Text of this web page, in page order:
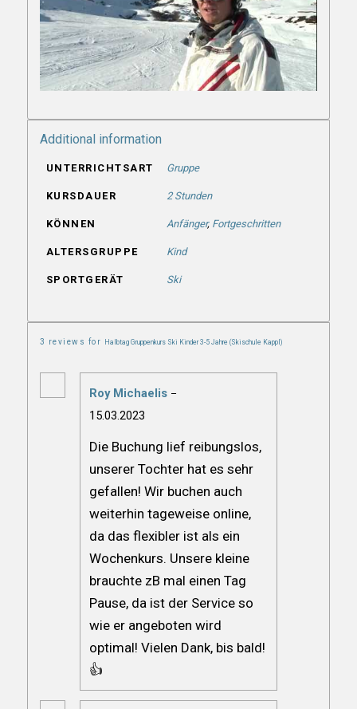
Additional information
UNTERRICHTSART Gruppe
KURSDAUER 2 Stunden
KÖNNEN Anfänger, Fortgeschritten
ALTERSGRUPPE Kind
SPORTGERÄT Ski
3 reviews for Halbtag Gruppenkurs Ski Kinder 3-5 Jahre (Skischule Kappl)
Roy Michaelis –
15.03.2023
Die Buchung lief reibungslos,
unserer Tochter hat es sehr
gefallen! Wir buchen auch
weiterhin tageweise online,
da das flexibler ist als ein
Wochenkurs. Unsere kleine
brauchte zB mal einen Tag
Pause, da ist der Service so
wie er angeboten wird
optimal! Vielen Dank, bis bald!
👍